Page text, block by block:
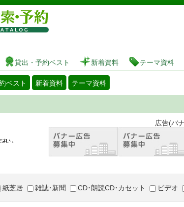
図書館 蔵書検索・予約システム
貸出・予約ベスト 新着資料 テーマ資料
ベスト 新着資料 テーマ資料
きます。 広告(バナー広告等について
紙芝居 雑誌･新聞 CD･朗読CD･カセット ビデオ